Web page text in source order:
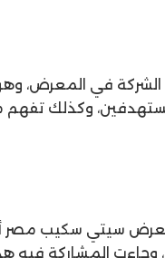
الشركة في المعرض،
وكذلك
معرض سيتي سكيب مصر
وجاءت المشاركة فيه